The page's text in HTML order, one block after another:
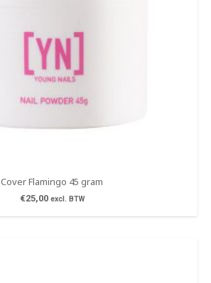
Cover Flamingo 45 gram
€25,00 excl. BTW